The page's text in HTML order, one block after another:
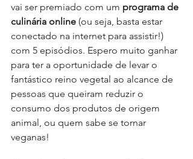
vai ser premiado com um programa de
culinária online (ou seja, basta estar
conectado na internet para assistir!)
com 5 episódios. Espero muito ganhar
para ter a oportunidade de levar o
fantástico reino vegetal ao alcance de
pessoas que queiram reduzir o
consumo dos produtos de origem
animal, ou quem sabe se tornar
veganas!